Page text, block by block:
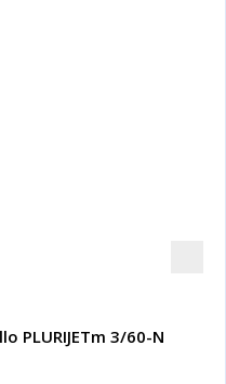
PLURIJETm 3/60-N